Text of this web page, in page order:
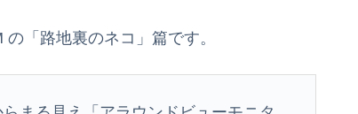
「路地裏のネコ」篇です。